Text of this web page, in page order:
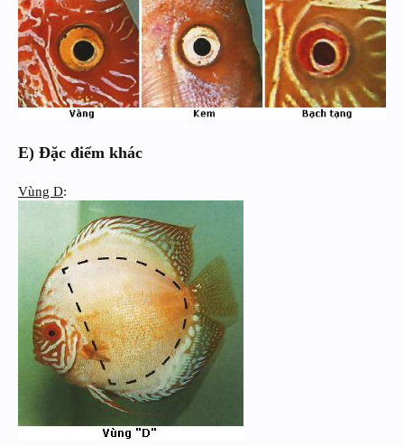
E) Đặc điểm khác
Vùng D: